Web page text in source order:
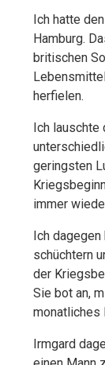
Ich hatte
Hamburg.
britischen
herfielen.
Ich lauschte
geringsten
immer
Ich
schüchtern
der
Sie bot an,
monatliches
Irmgard